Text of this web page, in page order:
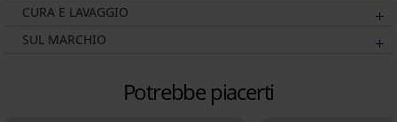
CURA E LAVAGGIO
SUL MARCHIO
Potrebbe piacerti